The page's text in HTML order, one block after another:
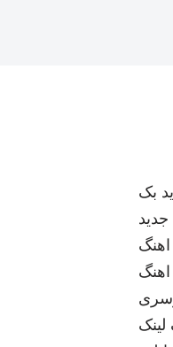
بک
جدید
اهنگ
اهنگ